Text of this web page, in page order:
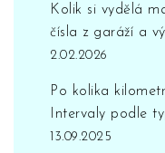
Kolik si vydělá
čísla z garáží a
2.02.2026
Po kolika
Intervaly podle
13.09.2025